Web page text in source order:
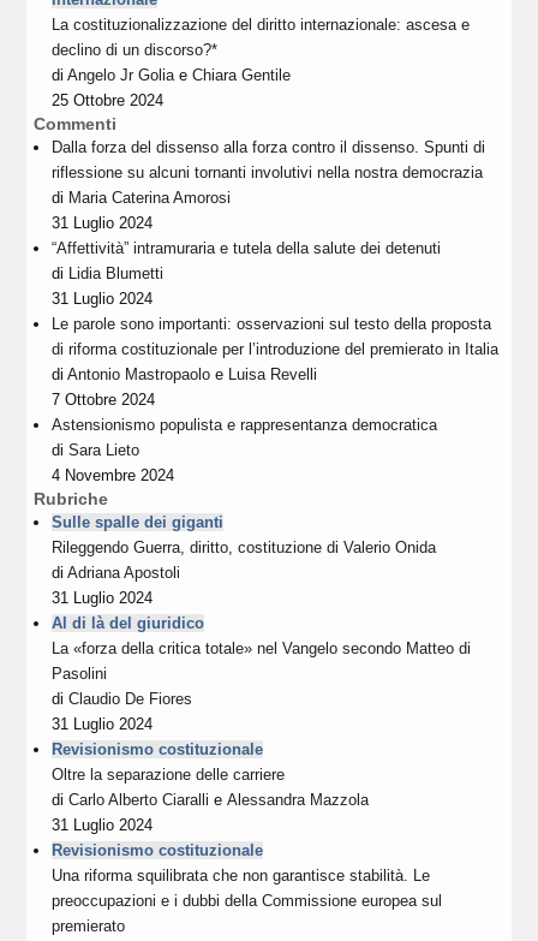
La costituzionalizzazione del diritto internazionale: ascesa e
declino di un discorso?*
diAngelo Jr GoliaeChiara Gentile
25 Ottobre 2024
Commenti
Dalla forza del dissenso alla forza contro il dissenso. Spunti di
riflessione su alcuni tornanti involutivi nella nostra democrazia
di Maria Caterina Amorosi
31 Luglio 2024
“Affettività” intramuraria e tutela della salute dei detenuti
di Lidia Blumetti
31 Luglio 2024
Le parole sono importanti: osservazioni sul testo della proposta
di riforma costituzionale per l’introduzione del premierato in Italia
diAntonio Mastropaolo e Luisa Revelli
7 Ottobre 2024
Astensionismo populista e rappresentanza democratica
diSara Lieto
4 Novembre 2024
Rubriche
Sulle spalle dei giganti
Rileggendo Guerra, diritto, costituzione di Valerio Onida
diAdriana Apostoli
31 Luglio 2024
Al di là del giuridico
La «forza della critica totale» nel Vangelo secondo Matteo di
Pasolini
diClaudio De Fiores
31 Luglio 2024
Revisionismo costituzionale
Oltre la separazione delle carriere
diCarlo Alberto Ciaralli eAlessandra Mazzola
31 Luglio 2024
Revisionismo costituzionale
Una riforma squilibrata che non garantisce stabilità. Le
preoccupazioni e i dubbi della Commissione europea sul
premierato